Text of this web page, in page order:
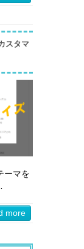
スタマ
ーマを
more